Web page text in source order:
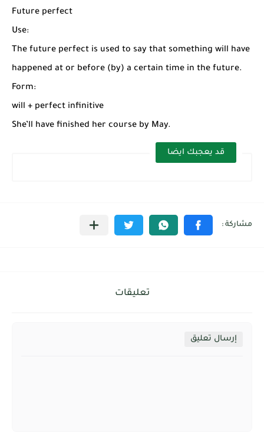
Future perfect
Use:
The future perfect is used to say that something will have
happened at or before (by) a certain time in the future.
Form:
will + perfect infinitive
She’ll have finished her course by May.
قد يعجبك ايضا
تعليقات
إرسال تعليق